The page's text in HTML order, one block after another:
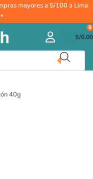
mayores a S/100 a Lima
S/0.00
0
40g